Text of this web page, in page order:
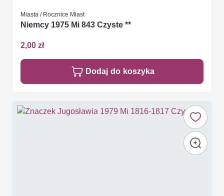
Miasta / Rocznice Miast
Niemcy 1975 Mi 843 Czyste **
2,00 zł
Dodaj do koszyka